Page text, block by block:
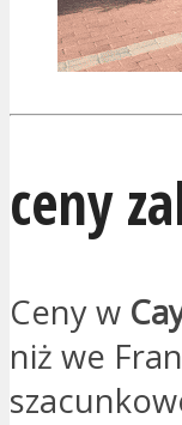
ceny
Ceny w
niż we